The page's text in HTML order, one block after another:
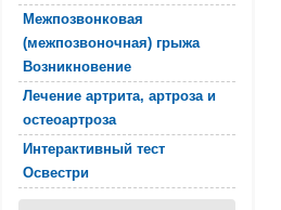
Межпозвонковая
(межпозвоночная) грыжа
Возникновение
Лечение артрита, артроза и
остеоартроза
Интерактивный тест
Освестри